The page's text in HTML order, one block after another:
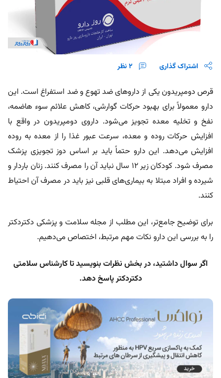
اشتراک گذاری 2نظر
قرص دومپریدون یکی از داروهای ضد تهوع و ضد استفراغ است. این
دارو معمولاً برای بهبود حرکات گوارشی، کاهش علائم سوء هاضمه،
نفخ و تخلیه معده تجویز می‌شود. داروی دومپریدون در واقع با
افزایش حرکات روده و معده، سرعت عبور غذا را از معده به روده
افزایش می‌دهد. این دارو حتماً باید بر اساس دوز تجویزی پزشک
مصرف شود. کودکان زیر ۱۲ سال نباید آن را مصرف کنند. زنان باردار و
شیرده و افراد مبتلا به بیماری‌های قلبی نیز باید در مصرف آن احتیاط
کنند.
برای توضیح جامع‌تر، این مطلب از مجله سلامت و پزشکی دکتردکتر
را به بررسی این دارو نکات مهم مرتبط، اختصاص می‌دهیم.
اگر سوال داشتید، در بخش نظرات بنویسید تا کارشناس سلامتی
دکتردکتر پاسخ دهد.